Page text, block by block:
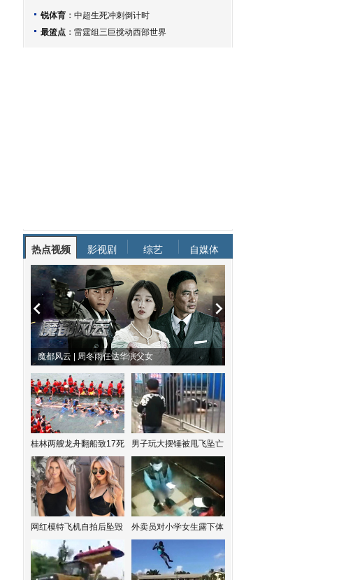
锐体育 ： 中超生死冲刺倒计时
最篮点 ： 雷霆组三巨搅动西部世界
热点视频 影视剧 综艺 自媒体
魔都风云 | 周冬雨任达华演父女
桂林两艘龙舟翻船致17死 男子玩大摆锤被甩飞坠亡
网红模特飞机自拍后坠毁 外卖员对小学女生露下体